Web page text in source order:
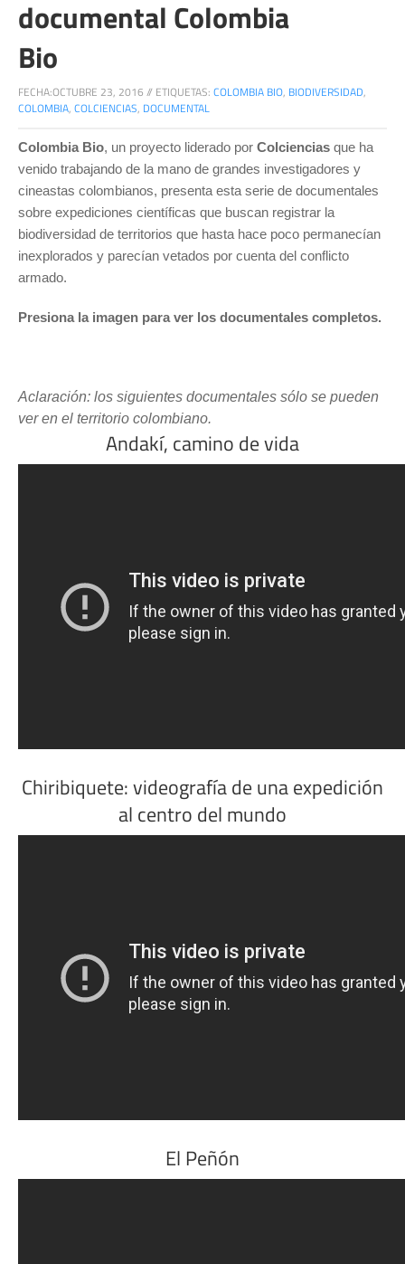
documental Colombia
Bio
FECHA:OCTUBRE 23, 2016 // ETIQUETAS: COLOMBIA BIO, BIODIVERSIDAD,
COLOMBIA, COLCIENCIAS, DOCUMENTAL
Colombia Bio, un proyecto liderado por Colciencias que ha
venido trabajando de la mano de grandes investigadores y
cineastas colombianos, presenta esta serie de documentales
sobre expediciones científicas que buscan registrar la
biodiversidad de territorios que hasta hace poco permanecían
inexplorados y parecían vetados por cuenta del conflicto
armado.
Presiona la imagen para ver los documentales completos.
Aclaración: los siguientes documentales sólo se pueden
ver en el territorio colombiano.
Andakí, camino de vida
Chiribiquete: videografía de una expedición
al centro del mundo
El Peñón